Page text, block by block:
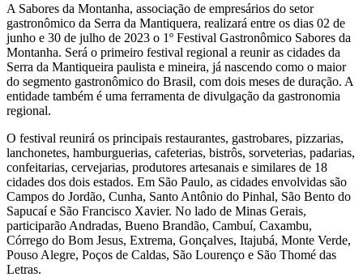
A Sabores da Montanha, associação de empresários do setor
gastronômico da Serra da Mantiquera, realizará entre os dias 02 de
junho e 30 de julho de 2023 o 1º Festival Gastronômico Sabores da
Montanha. Será o primeiro festival regional a reunir as cidades da
Serra da Mantiqueira paulista e mineira, já nascendo como o maior
do segmento gastronômico do Brasil, com dois meses de duração. A
entidade também é uma ferramenta de divulgação da gastronomia
regional.
O festival reunirá os principais restaurantes, gastrobares, pizzarias,
lanchonetes, hamburguerias, cafeterias, bistrôs, sorveterias, padarias,
confeitarias, cervejarias, produtores artesanais e similares de 18
cidades dos dois estados. Em São Paulo, as cidades envolvidas são
Campos do Jordão, Cunha, Santo Antônio do Pinhal, São Bento do
Sapucaí e São Francisco Xavier. No lado de Minas Gerais,
participarão Andradas, Bueno Brandão, Cambuí, Caxambu,
Córrego do Bom Jesus, Extrema, Gonçalves, Itajubá, Monte Verde,
Pouso Alegre, Poços de Caldas, São Lourenço e São Thomé das
Letras.